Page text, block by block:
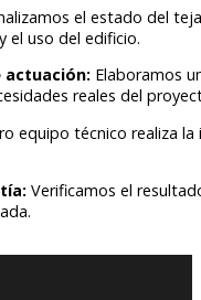
el estado del
el uso del edificio.
actuación: Elaboramos
reales del
equipo técnico realiza
Verificamos el